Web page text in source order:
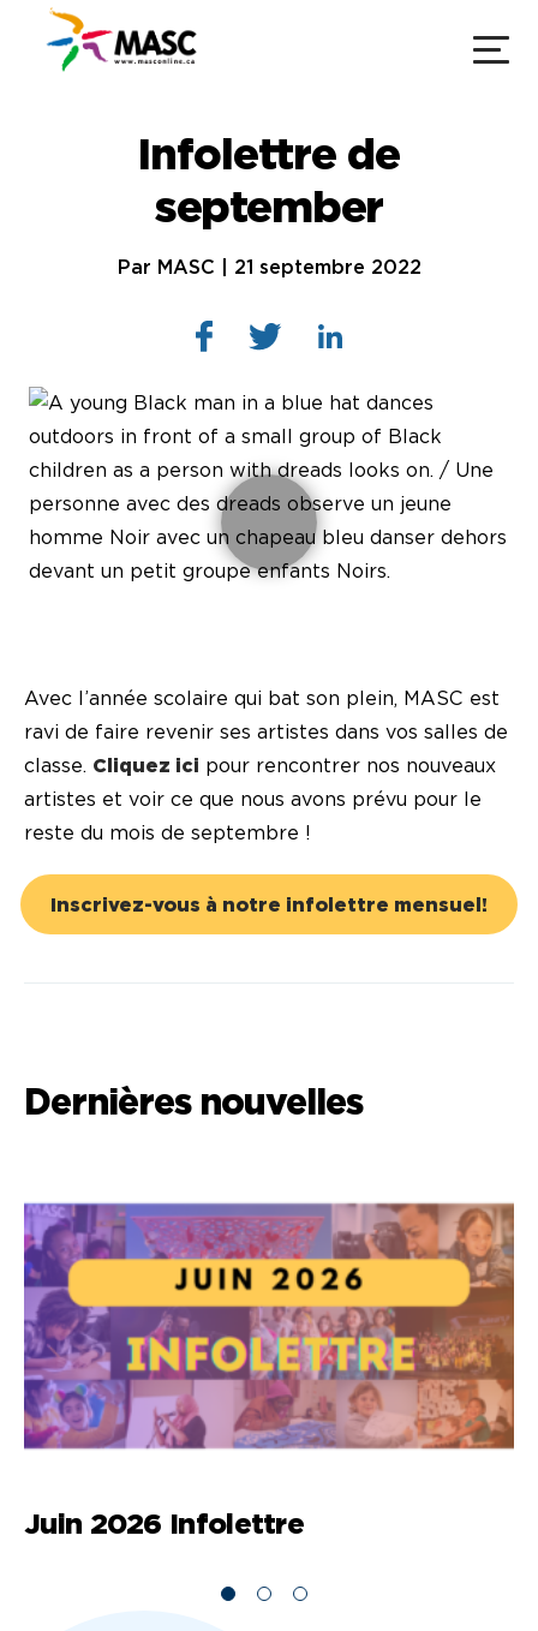
Infolettre de
september
Par MASC | 21 septembre 2022
Avec l’année scolaire qui bat son plein, MASC est
ravi de faire revenir ses artistes dans vos salles de
classe. Cliquez ici pour rencontrer nos nouveaux
artistes et voir ce que nous avons prévu pour le
reste du mois de septembre !
Inscrivez-vous à notre infolettre mensuel!
Dernières nouvelles
Juin 2026 Infolettre